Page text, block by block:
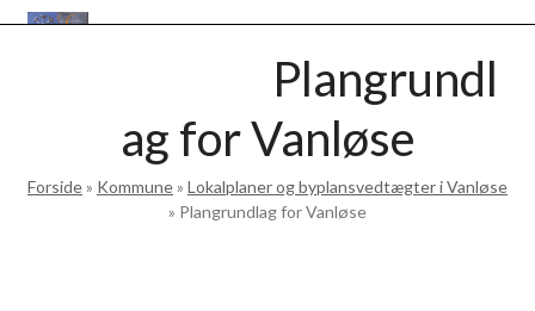
Skip
Open
Close
Plangrundl
ag for Vanløse
Forside» Kommune» Lokalplaner og byplansvedtægter i Vanløse
» Plangrundlag for Vanløse